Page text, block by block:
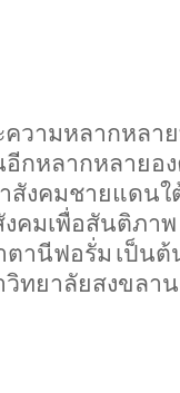
วามหลากหลา
กหลากหลายอ
สังคมชายแดนใ
คมเพื่อสันติภาพ
ตานีฟอรั่ม เป็นต้
วิทยาลัยสงขลา